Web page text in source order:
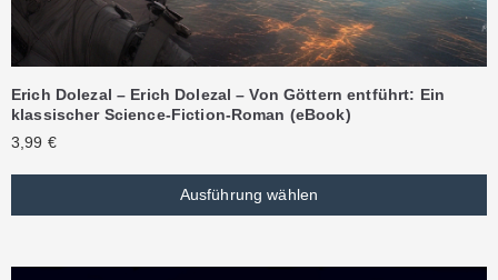
Erich Dolezal – Erich Dolezal – Von Göttern entführt: Ein
klassischer Science-Fiction-Roman (eBook)
3,99 €
Ausführung wählen